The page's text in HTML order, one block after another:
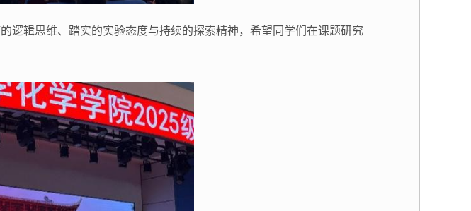
逻辑思维、踏实的实验态度与持续的探索精神，希望同学们在课题研究